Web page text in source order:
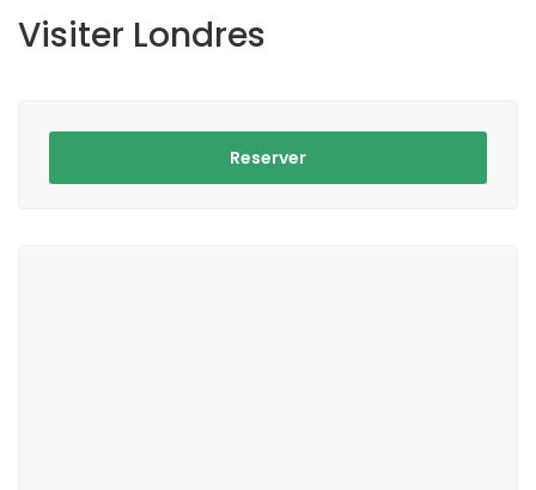
Visiter Londres
Reserver